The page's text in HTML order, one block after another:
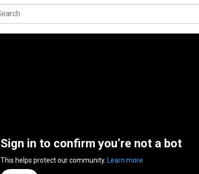
Sign in to confirm you’re not a bot
This helps protect our community. Learn more